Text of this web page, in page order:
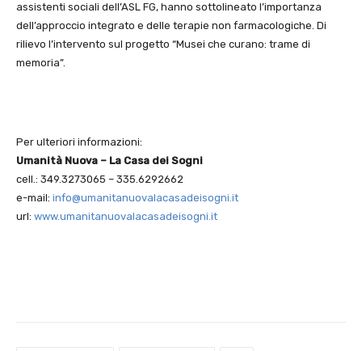
assistenti sociali dell’ASL FG, hanno sottolineato l’importanza
dell’approccio integrato e delle terapie non farmacologiche. Di
rilievo l’intervento sul progetto “Musei che curano: trame di
memoria”.
Per ulteriori informazioni:
Umanità Nuova – La Casa dei Sogni
cell.: 349.3273065 – 335.6292662
e-mail: info@umanitanuovalacasadeisogni.it
url: www.umanitanuovalacasadeisogni.it